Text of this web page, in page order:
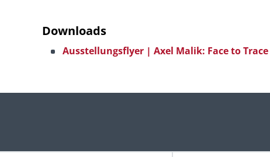
Downloads
Ausstellungsflyer | Axel Malik: Face to Trace